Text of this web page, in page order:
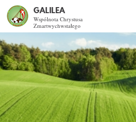
GALILEA
Wspólnota Chrystusa
Zmartwychwstałego
Szukaj
CO DAJE ŻYCIE
SPOTKANIA